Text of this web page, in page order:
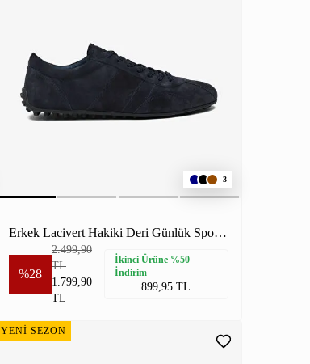
3
Erkek Lacivert Hakiki Deri Günlük Spor Ayakkabı
%28
2.499,90
TL
1.799,90
TL
İkinci Ürüne %50
İndirim
899,95 TL
YENİ SEZON